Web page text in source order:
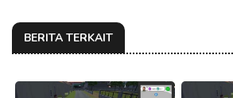
BERITA TERKAIT